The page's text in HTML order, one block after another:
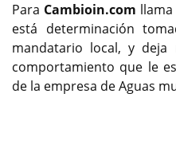
Para Cambioin.com
está determinación
mandatario local, y
comportamiento que le
de la empresa de Aguas